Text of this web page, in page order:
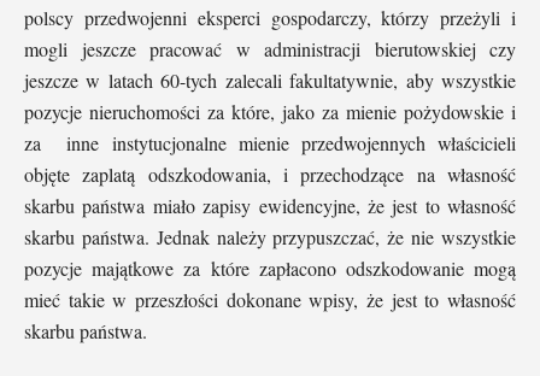
polscy przedwojenni eksperci gospodarczy, którzy przeżyli i
mogli jeszcze pracować w administracji bierutowskiej czy
jeszcze w latach 60-tych zalecali fakultatywnie, aby wszystkie
pozycje nieruchomości za które, jako za mienie pożydowskie i
za inne instytucjonalne mienie przedwojennych właścicieli
objęte zaplatą odszkodowania, i przechodzące na własność
skarbu państwa miało zapisy ewidencyjne, że jest to własność
skarbu państwa. Jednak należy przypuszczać, że nie wszystkie
pozycje majątkowe za które zapłacono odszkodowanie mogą
mieć takie w przeszłości dokonane wpisy, że jest to własność
skarbu państwa.